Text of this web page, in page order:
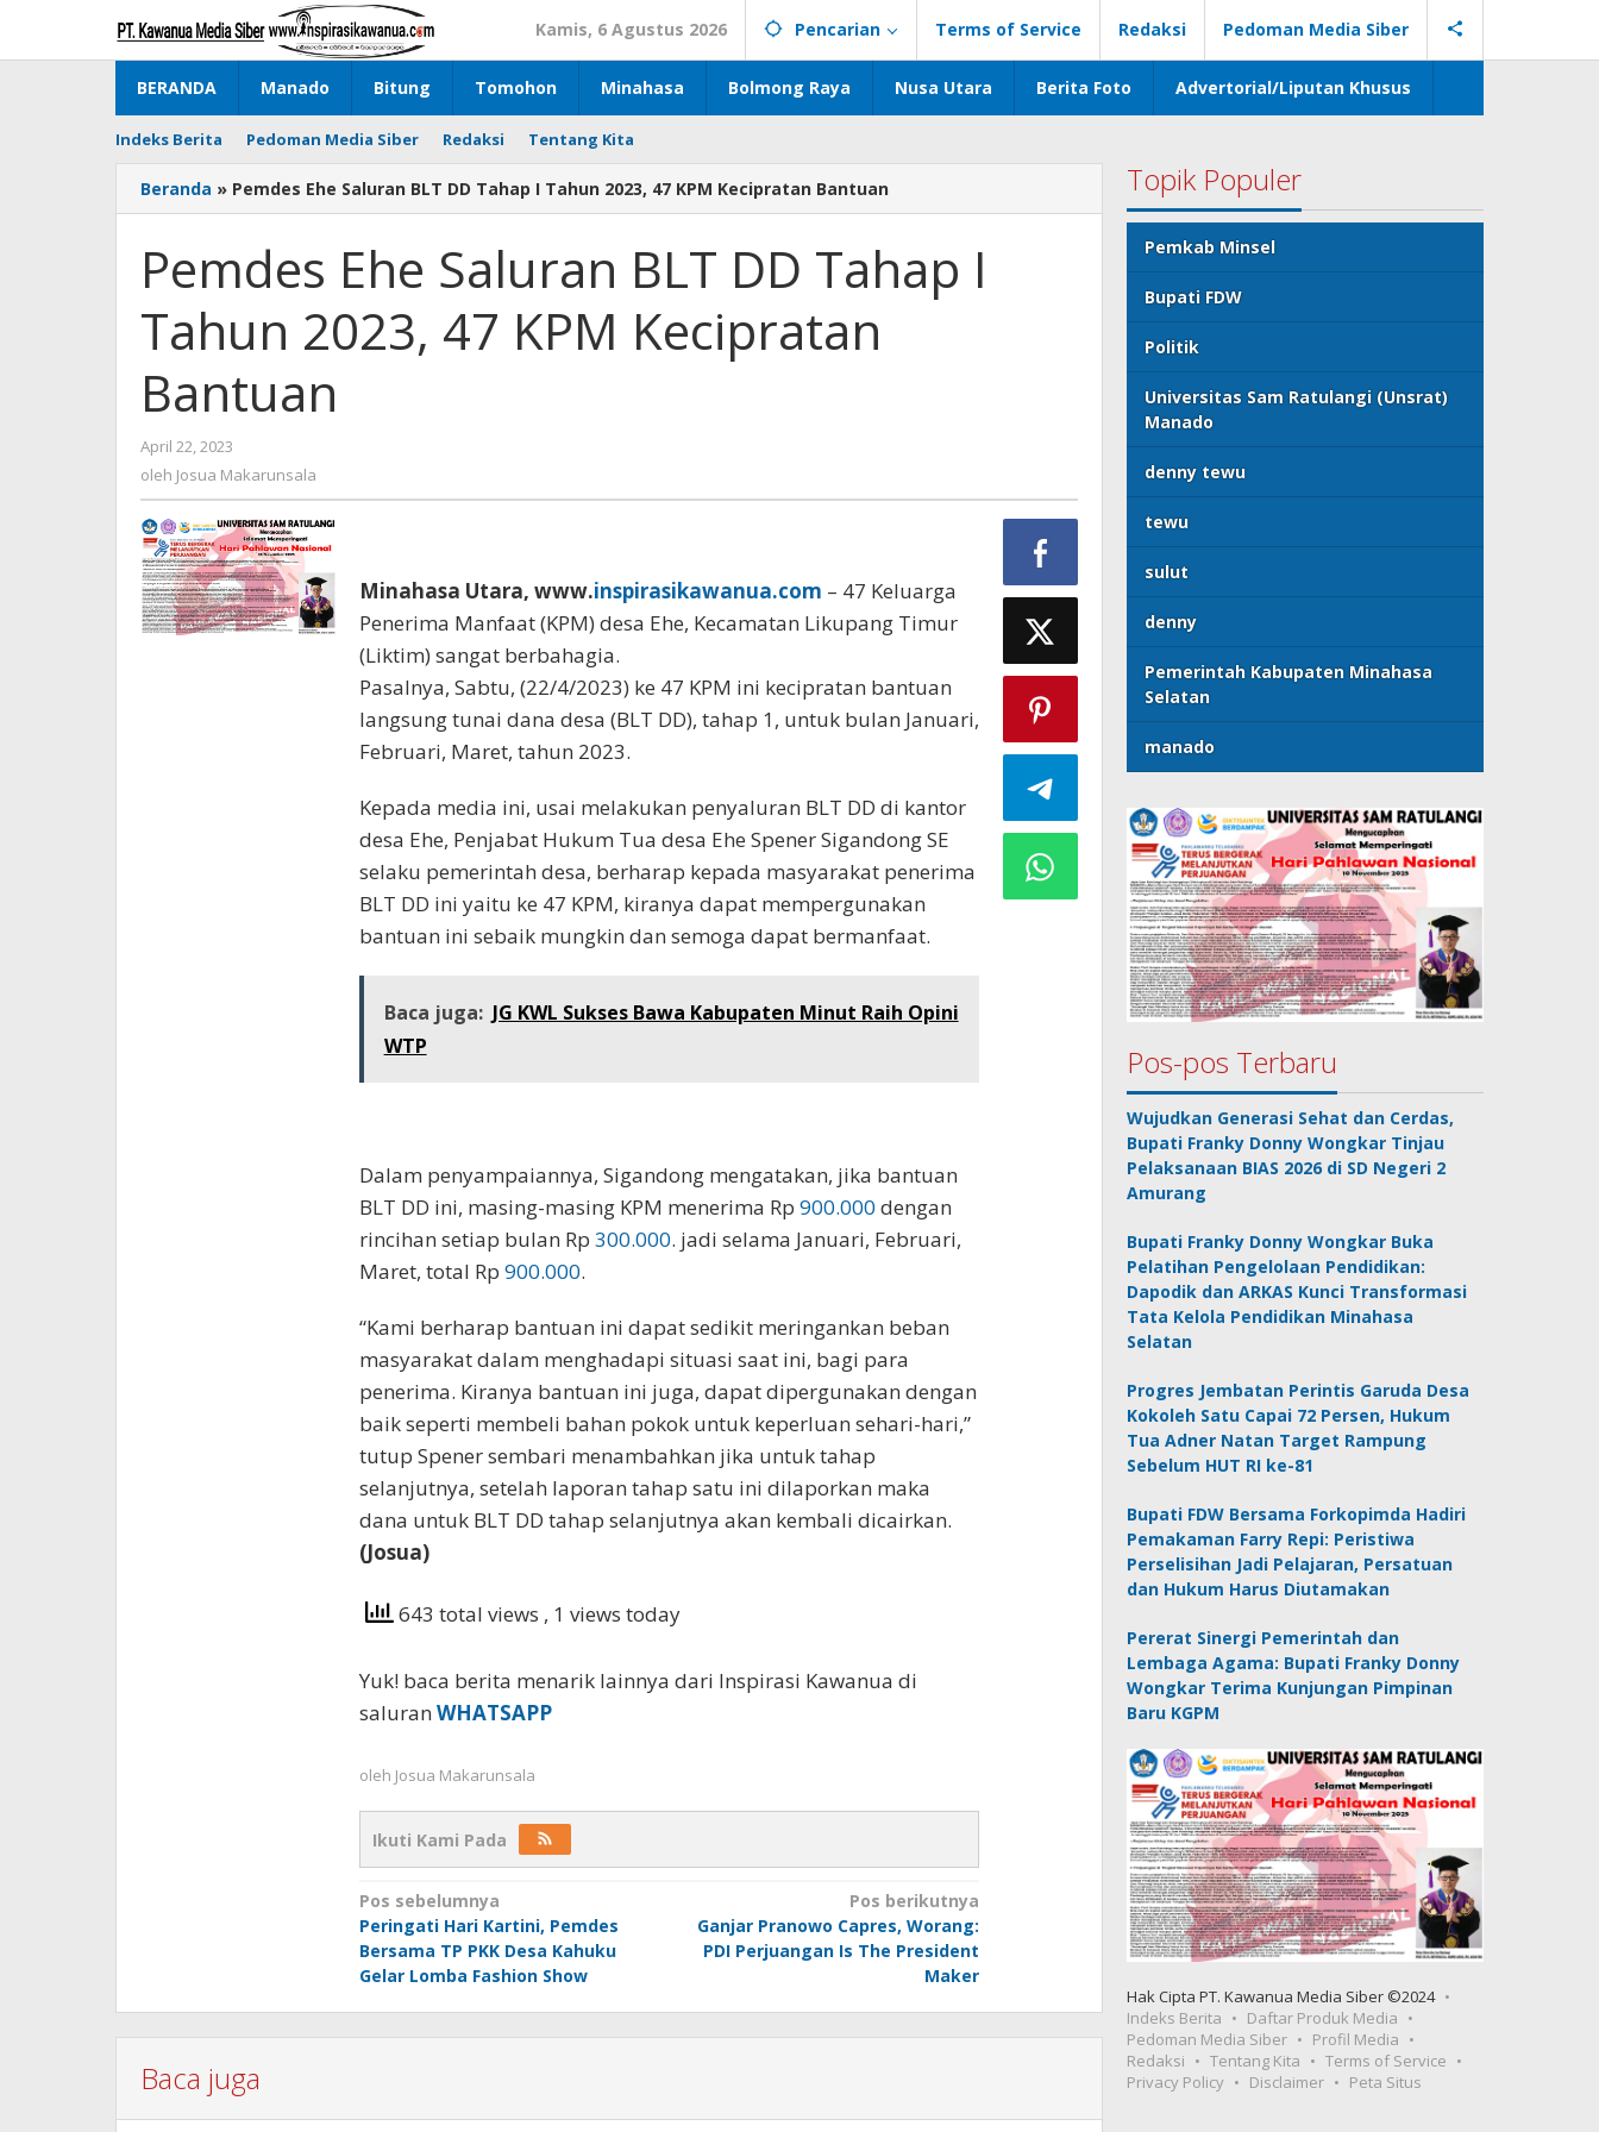
konten
Kamis, 6 Agustus 2026 Pencarian Terms of Service Redaksi Pedoman Media Siber
BERANDA Manado Bitung Tomohon Minahasa Bolmong Raya Nusa Utara Berita Foto Advertorial/Liputan Khusus
Indeks Berita Pedoman Media Siber Redaksi Tentang Kita
Beranda » Pemdes Ehe Saluran BLT DD Tahap I Tahun 2023, 47 KPM Kecipratan Bantuan
Pemdes Ehe Saluran BLT DD Tahap I
Tahun 2023, 47 KPM Kecipratan
Bantuan
April 22, 2023
Josua
oleh Josua Makarunsala
Minahasa Utara, www.inspirasikawanua.com – 47 Keluarga
Penerima Manfaat (KPM) desa Ehe, Kecamatan Likupang Timur
(Liktim) sangat berbahagia.
Pasalnya, Sabtu, (22/4/2023) ke 47 KPM ini kecipratan bantuan
langsung tunai dana desa (BLT DD), tahap 1, untuk bulan Januari,
Februari, Maret, tahun 2023.
Kepada media ini, usai melakukan penyaluran BLT DD di kantor
desa Ehe, Penjabat Hukum Tua desa Ehe Spener Sigandong SE
selaku pemerintah desa, berharap kepada masyarakat penerima
BLT DD ini yaitu ke 47 KPM, kiranya dapat mempergunakan
bantuan ini sebaik mungkin dan semoga dapat bermanfaat.
Baca juga: JG KWL Sukses Bawa Kabupaten Minut Raih Opini
WTP
Dalam penyampaiannya, Sigandong mengatakan, jika bantuan
BLT DD ini, masing-masing KPM menerima Rp 900.000 dengan
rincihan setiap bulan Rp 300.000. jadi selama Januari, Februari,
Maret, total Rp 900.000.
“Kami berharap bantuan ini dapat sedikit meringankan beban
masyarakat dalam menghadapi situasi saat ini, bagi para
penerima. Kiranya bantuan ini juga, dapat dipergunakan dengan
baik seperti membeli bahan pokok untuk keperluan sehari-hari,”
tutup Spener sembari menambahkan jika untuk tahap
selanjutnya, setelah laporan tahap satu ini dilaporkan maka
dana untuk BLT DD tahap selanjutnya akan kembali dicairkan.
(Josua)
643 total views , 1 views today
Yuk! baca berita menarik lainnya dari Inspirasi Kawanua di
saluran WHATSAPP
oleh Josua Makarunsala
Ikuti Kami Pada
Navigasi
pos
Pos sebelumnya
Peringati Hari Kartini, Pemdes
Bersama TP PKK Desa Kahuku
Gelar Lomba Fashion Show
Pos berikutnya
Ganjar Pranowo Capres, Worang:
PDI Perjuangan Is The President
Maker
Baca juga
Topik Populer
Pemkab Minsel
Bupati FDW
Politik
Universitas Sam Ratulangi (Unsrat)
Manado
denny tewu
tewu
sulut
denny
Pemerintah Kabupaten Minahasa
Selatan
manado
Pos-pos Terbaru
Wujudkan Generasi Sehat dan Cerdas,
Bupati Franky Donny Wongkar Tinjau
Pelaksanaan BIAS 2026 di SD Negeri 2
Amurang
Bupati Franky Donny Wongkar Buka
Pelatihan Pengelolaan Pendidikan:
Dapodik dan ARKAS Kunci Transformasi
Tata Kelola Pendidikan Minahasa
Selatan
Progres Jembatan Perintis Garuda Desa
Kokoleh Satu Capai 72 Persen, Hukum
Tua Adner Natan Target Rampung
Sebelum HUT RI ke-81
Bupati FDW Bersama Forkopimda Hadiri
Pemakaman Farry Repi: Peristiwa
Perselisihan Jadi Pelajaran, Persatuan
dan Hukum Harus Diutamakan
Pererat Sinergi Pemerintah dan
Lembaga Agama: Bupati Franky Donny
Wongkar Terima Kunjungan Pimpinan
Baru KGPM
Hak Cipta PT. Kawanua Media Siber ©2024
Indeks Berita
Daftar Produk Media
Pedoman Media Siber
Profil Media
Redaksi
Tentang Kita
Terms of Service
Privacy Policy
Disclaimer Peta Situs